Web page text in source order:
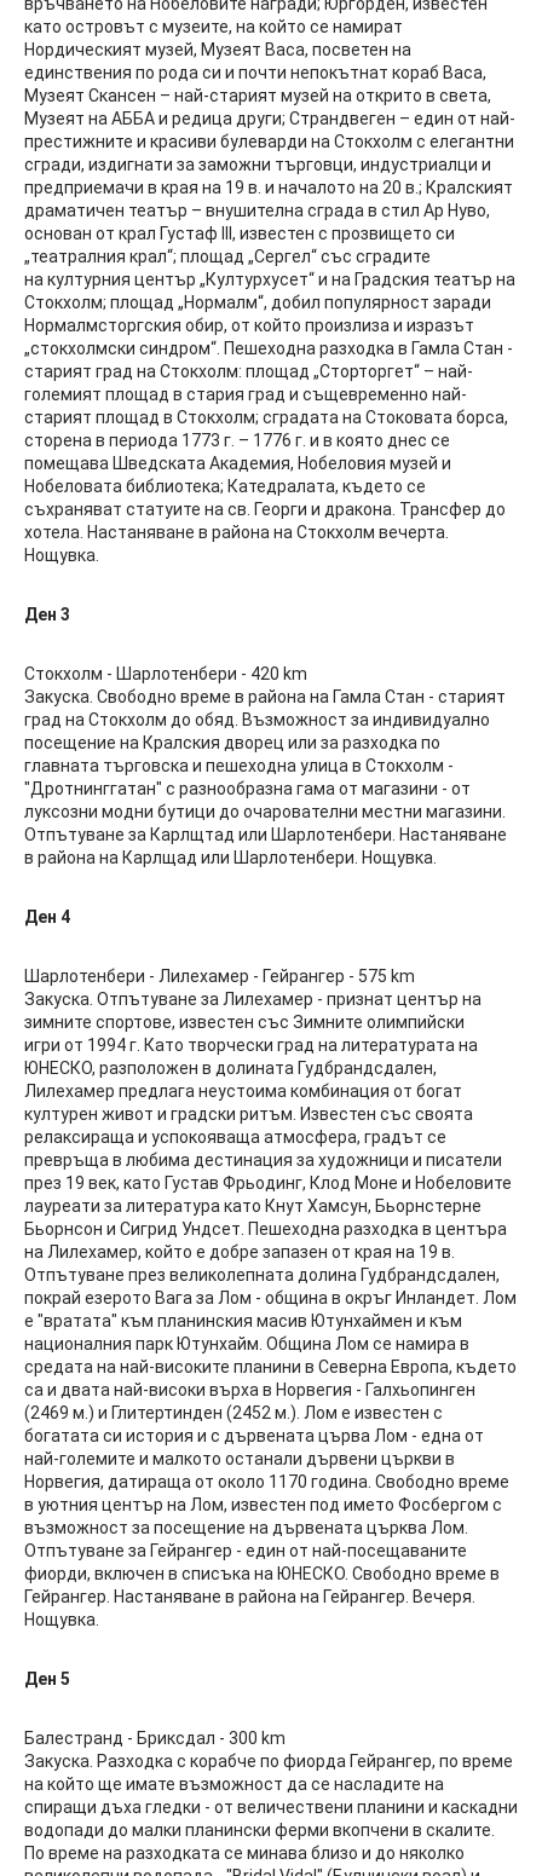
като островът с музеите, на който се намират
Нордическият музей, Музеят Васа, посветен на
единствения по рода си и почти непокътнат кораб Васа,
Музеят Скансен – най-старият музей на открито в света,
Музеят на АББА и редица други; Страндвеген – един от най-
престижните и красиви булеварди на Стокхолм с елегантни
сгради, издигнати за заможни търговци, индустриалци и
предприемачи в края на 19 в. и началото на 20 в.; Кралският
драматичен театър – внушителна сграда в стил Ар Нуво,
основан от крал Густаф III, известен с прозвището си
„театралния крал“; площад „Сергел“ със сградите
на културния център „Културхусет“ и на Градския театър на
Стокхолм; площад „Нормалм“, добил популярност заради
Нормалмсторгския обир, от който произлиза и изразът
„стокхолмски синдром“. Пешеходна разходка в Гамла Стан -
старият град на Стокхолм: площад „Сторторгет“ – най-
големият площад в стария град и същевременно най-
старият площад в Стокхолм; сградата на Стоковата борса,
сторена в периода 1773 г. – 1776 г. и в която днес се
помещава Шведската Академия, Нобеловия музей и
Нобеловата библиотека; Катедралата, където се
съхраняват статуите на св. Георги и дракона. Трансфер до
хотела. Настаняване в района на Стокхолм вечерта.
Нощувка.
Ден 3
Стокхолм - Шарлотенбери - 420 km
Закуска. Свободно време в района на Гамла Стан - старият
град на Стокхолм до обяд. Възможност за индивидуално
посещение на Кралския дворец или за разходка по
главната търговска и пешеходна улица в Стокхолм -
"Дротнинггатан" с разнообразна гама от магазини - от
луксозни модни бутици до очарователни местни магазини.
Отпътуване за Карлщтад или Шарлотенбери. Настаняване
в района на Карлщад или Шарлотенбери. Нощувка.
Ден 4
Шарлотенбери - Лилехамер - Гейрангер - 575 km
Закуска. Отпътуване за Лилехамер - признат център на
зимните спортове, известен със Зимните олимпийски
игри от 1994 г. Като творчески град на литературата на
ЮНЕСКО, разположен в долината Гудбрандсдален,
Лилехамер предлага неустоима комбинация от богат
културен живот и градски ритъм. Известен със своята
релаксираща и успокояваща атмосфера, градът се
превръща в любима дестинация за художници и писатели
през 19 век, като Густав Фрьодинг, Клод Моне и Нобеловите
лауреати за литература като Кнут Хамсун, Бьорнстерне
Бьорнсон и Сигрид Ундсет. Пешеходна разходка в центъра
на Лилехамер, който е добре запазен от края на 19 в.
Отпътуване през великолепната долина Гудбрандсдален,
покрай езерото Вага за Лом - община в окръг Инландет. Лом
е "вратата" към планинския масив Ютунхаймен и към
националния парк Ютунхайм. Община Лом се намира в
средата на най-високите планини в Северна Европа, където
са и двата най-високи върха в Норвегия - Галхьопинген
(2469 м.) и Глитертинден (2452 м.). Лом е известен с
богатата си история и с дървената църва Лом - една от
най-големите и малкото останали дървени църкви в
Норвегия, датираща от около 1170 година. Свободно време
в уютния център на Лом, известен под името Фосбергом с
възможност за посещение на дървената църква Лом.
Отпътуване за Гейрангер - един от най-посещаваните
фиорди, включен в списъка на ЮНЕСКО. Свободно време в
Гейрангер. Настаняване в района на Гейрангер. Вечеря.
Нощувка.
Ден 5
Балестранд - Бриксдал - 300 km
Закуска. Разходка с корабче по фиорда Гейрангер, по време
на който ще имате възможност да се насладите на
спиращи дъха гледки - от величествени планини и каскадни
водопади до малки планински ферми вкопчени в скалите.
По време на разходката се минава близо и до няколко